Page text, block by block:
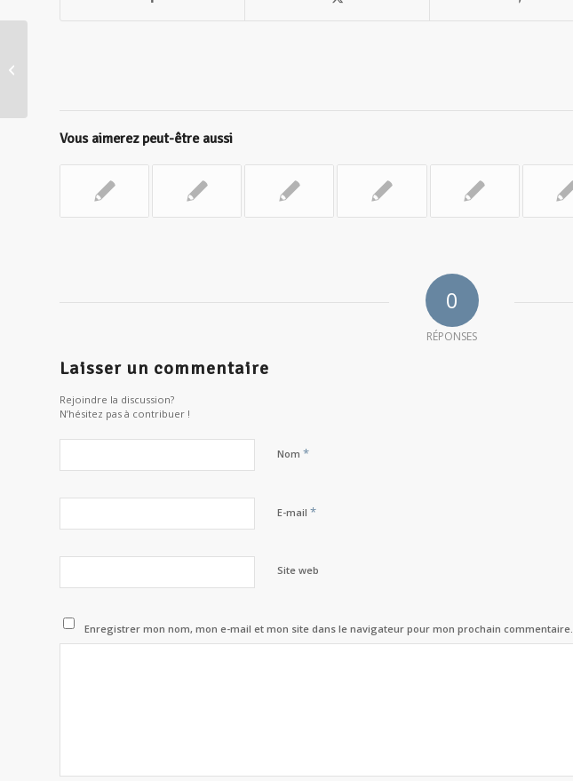
Vous aimerez peut-être aussi
0
RÉPONSES
Laisser un commentaire
Rejoindre la discussion?
N’hésitez pas à contribuer !
Nom *
E-mail *
Site web
Enregistrer mon nom, mon e-mail et mon site dans le navigateur pour mon prochain commentaire.